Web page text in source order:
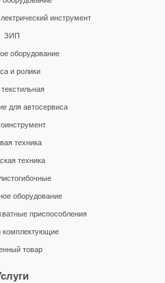
инструмент
ЗИП
оборудование
и ролики
для автосервиса
техника
техника
оборудование
приспособления
комплектующие
товар